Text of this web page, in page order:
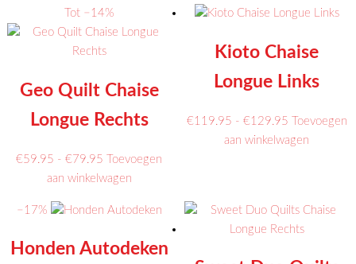
Tot −14%
Geo Quilt Chaise
Longue Rechts
€59.95 - € 79.95 Prijsklasse:
€59.95
€79.95
Toevoegen
aan winkelwagenDit
heeft
meerdere
variaties.
Kioto Chaise
Longue Links
€119.95 - €129.95Prijsklasse:
€119.95
Toevoegen
aan winkelwagen
variaties.
−17%
Honden Autodeken